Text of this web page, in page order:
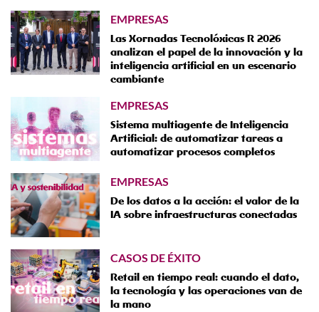
EMPRESAS
Las Xornadas Tecnolóxicas R 2026
analizan el papel de la innovación y la
inteligencia artificial en un escenario
cambiante
EMPRESAS
Sistema multiagente de Inteligencia
Artificial: de automatizar tareas a
automatizar procesos completos
EMPRESAS
De los datos a la acción: el valor de la
IA sobre infraestructuras conectadas
CASOS DE ÉXITO
Retail en tiempo real: cuando el dato,
la tecnología y las operaciones van de
la mano